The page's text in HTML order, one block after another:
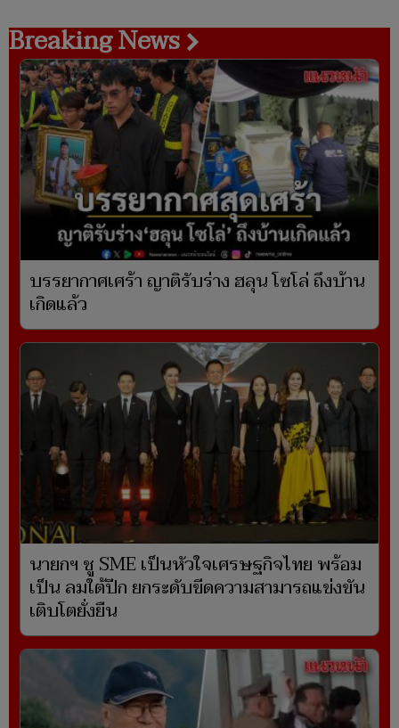
Breaking News
บรรยากาศเศร้า ญาติรับร่าง ฮลุน โซโล่ ถึงบ้าน
เกิดแล้ว
นายกฯ ชู SME เป็นหัวใจเศรษฐกิจไทย พร้อม
เป็น ลมใต้ปีก ยกระดับขีดความสามารถแข่งขัน
เติบโตยั่งยืน